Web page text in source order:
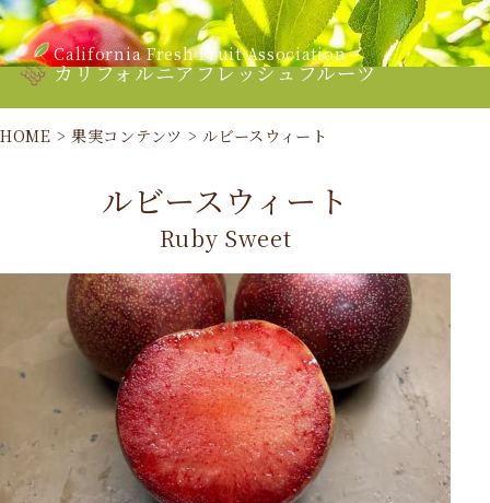
California Fresh Fruit Association
カリフォルニアフレッシュフルーツ
HOME > 果実コンテンツ > ルビースウィート
ルビースウィート
Ruby Sweet